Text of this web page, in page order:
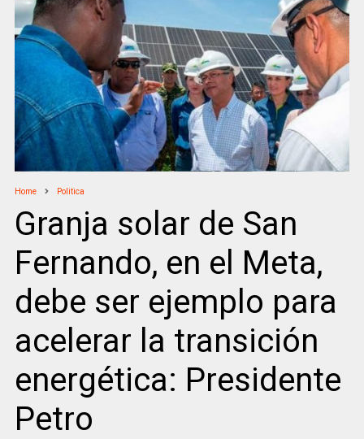
Home Politica
Granja solar de San
Fernando, en el Meta,
debe ser ejemplo para
acelerar la transición
energética: Presidente
Petro